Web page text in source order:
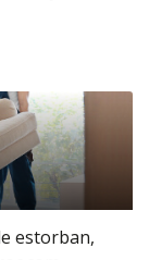
estorban,